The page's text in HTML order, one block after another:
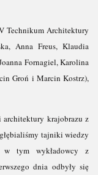
Technikum Architektury
Anna Freus, Klaudia
Fornagiel, Karolina
Groń i Marcin Kostrz),
architektury krajobrazu z
tajniki wiedzy
w tym wykładowcy z
dnia odbyły się